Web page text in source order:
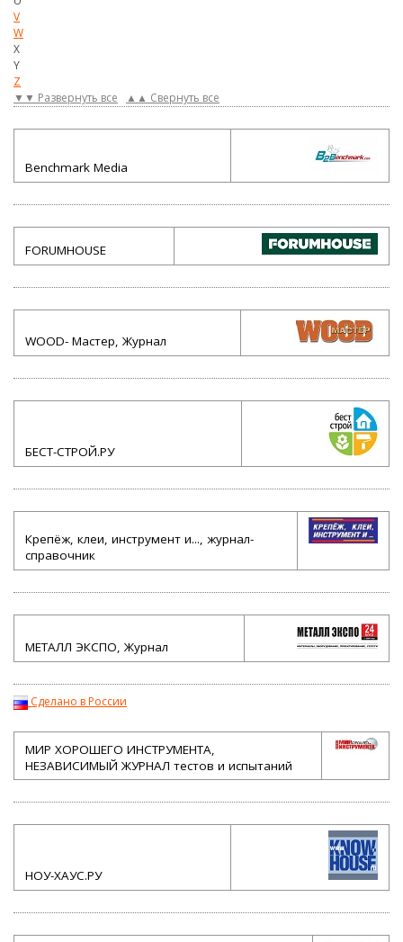
V
W
X
Y
Z
▼▼ Развернуть все
▲▲ Свернуть все
Benchmark Media
FORUMHOUSE
WOOD- Мастер, Журнал
БЕСТ-СТРОЙ.РУ
Крепёж, клеи, инструмент и..., журнал-
справочник
МЕТАЛЛ ЭКСПО, Журнал
Сделано в России
МИР ХОРОШЕГО ИНСТРУМЕНТА,
НЕЗАВИСИМЫЙ ЖУРНАЛ тестов и испытаний
НОУ-ХАУС.РУ